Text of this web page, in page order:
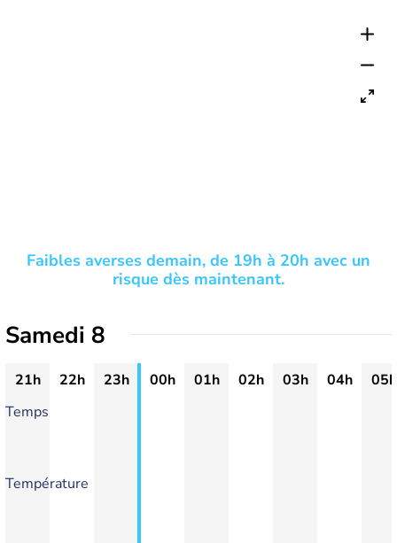
Faibles averses demain, de 19h à 20h avec un
risque dès maintenant.
Samedi 8
21h 22h 23h 00h 01h 02h 03h 04h
05h
Temps
Température